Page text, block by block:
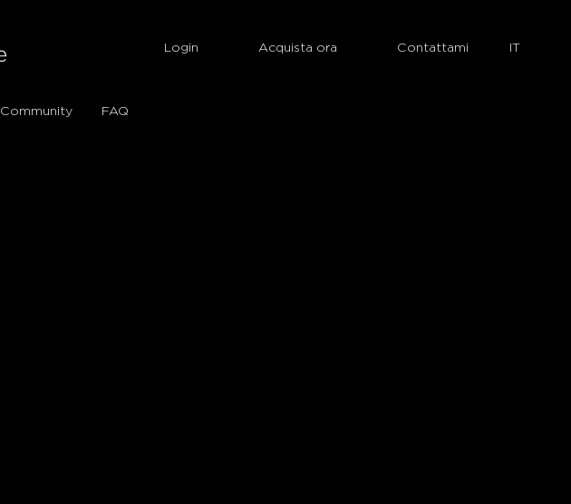
Login Acquista ora Contattami
Community
FAQ